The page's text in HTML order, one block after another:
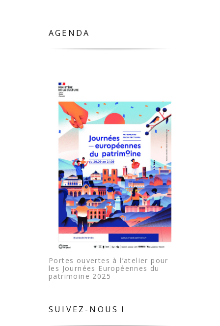
AGENDA
Portes ouvertes à l’atelier pour
les Journées Européennes du
patrimoine 2025
SUIVEZ-NOUS !